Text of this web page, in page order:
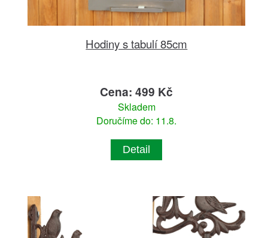
Hodiny s tabulí 85cm
Cena: 499 Kč
Skladem
Doručíme do: 11.8.
Detail